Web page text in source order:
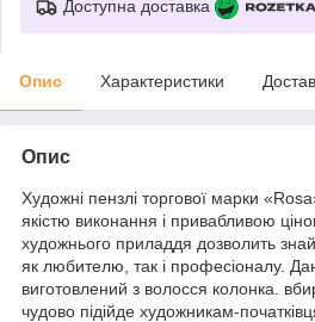
Доступна доставка
Опис Характеристики
Опис
Художні пензлі торгової марки
якістю виконання і привабливою
художнього приладдя дозволить
як любителю, так і професіоналу.
виготовлений з волосся колонка.
чудово підійде художникам-